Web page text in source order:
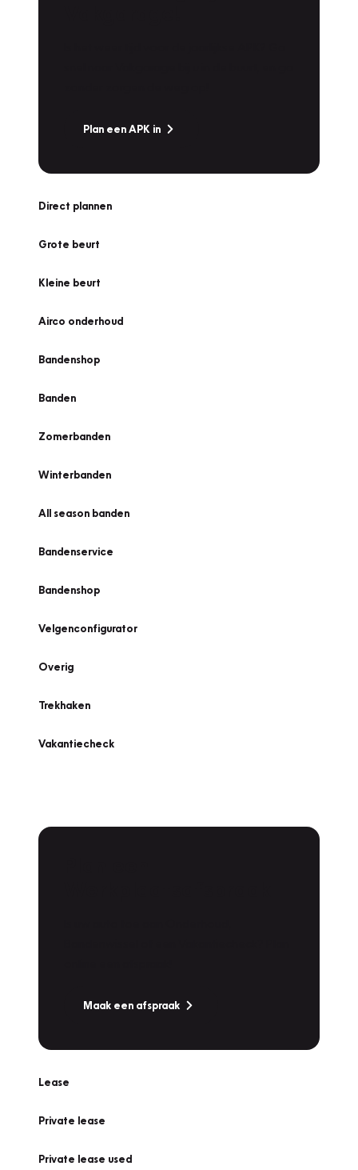
Plan een APK in
Direct plannen
Grote beurt
Kleine beurt
Airco onderhoud
Bandenshop
Banden
Zomerbanden
Winterbanden
All season banden
Bandenservice
Bandenshop
Velgenconfigurator
Overig
Trekhaken
Vakantiecheck
Maak een afspraak
Lease
Private lease
Private lease used